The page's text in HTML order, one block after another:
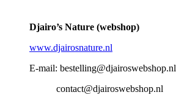
Djairo’s Nature (webshop)
www.djairosnature.nl
E-mail: bestelling@djairoswebshop.nl
contact@djairoswebshop.nl